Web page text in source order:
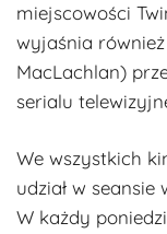
miejscowości
wyjaśnia
MacLachlan)
serialu
We wszystkich
udział w seansie
W każdy